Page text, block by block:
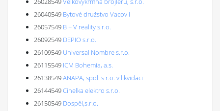
26040549 Bytové družstvo Vacov I
26057549 B + V reality s.r.o.
26092549 DEPIO s.r.o.
26109549 Universal Nombre s.r.o.
26115549 ICM Bohemia, a.s.
26138549ANAPA, spol. s r.o. v likvidaci
26144549Cihelka elektro s.r.o.
26150549 Dospěl,s.r.o.